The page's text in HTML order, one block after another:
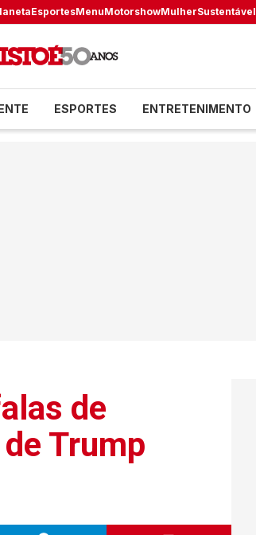
EsportesMenuMotorshowMulherSustentável
ESPORTES ENTRETENIMENTO
de
Trump